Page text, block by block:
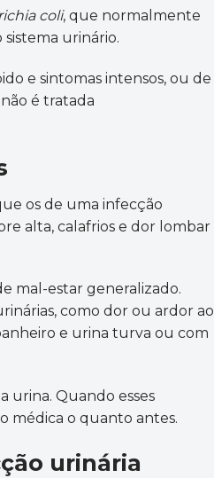
coli, que normalmente
urinário.
e sintomas intensos, ou de
é tratada
os de uma infecção
alta, calafrios e dor lombar
mal-estar generalizado.
como dor ou ardor ao
e urina turva ou com
urina. Quando esses
médica o quanto antes.
urinária